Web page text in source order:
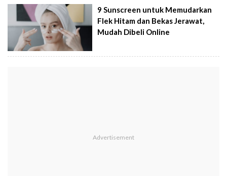
9 Sunscreen untuk Memudarkan
Flek Hitam dan Bekas Jerawat,
Mudah Dibeli Online